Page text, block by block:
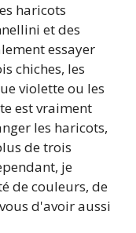
haricots
et des
essayer
chiches, les
violette ou les
est vraiment
les haricots,
de trois
je
de couleurs, de
d'avoir aussi